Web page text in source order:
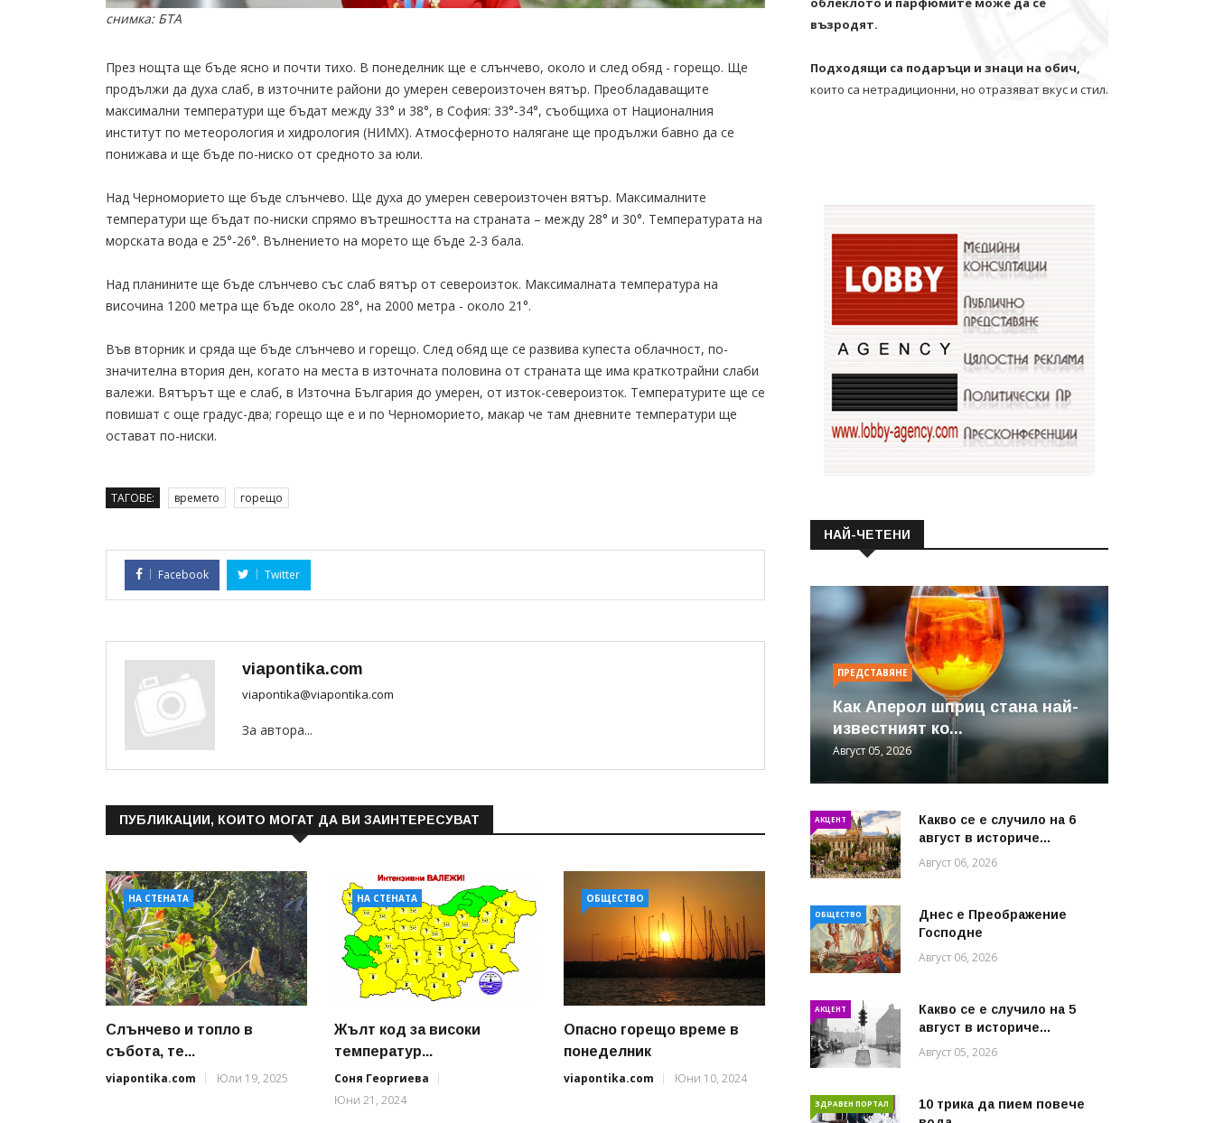
снимка: БТА
През нощта ще бъде ясно и почти тихо. В понеделник ще е слънчево, около и след обяд - горещо. Ще
продължи да духа слаб, в източните райони до умерен североизточен вятър. Преобладаващите
максимални температури ще бъдат между 33° и 38°, в София: 33°-34°, съобщиха от Националния
институт по метеорология и хидрология (НИМХ). Атмосферното налягане ще продължи бавно да се
понижава и ще бъде по-ниско от средното за юли.
Над Черноморието ще бъде слънчево. Ще духа до умерен североизточен вятър. Максималните
температури ще бъдат по-ниски спрямо вътрешността на страната – между 28° и 30°. Температурата на
морската вода е 25°-26°. Вълнението на морето ще бъде 2-3 бала.
Над планините ще бъде слънчево със слаб вятър от североизток. Максималната температура на
височина 1200 метра ще бъде около 28°, на 2000 метра - около 21°.
Във вторник и сряда ще бъде слънчево и горещо. След обяд ще се развива купеста облачност, по-
значителна втория ден, когато на места в източната половина от страната ще има краткотрайни слаби
валежи. Вятърът ще е слаб, в Източна България до умерен, от изток-североизток. Температурите ще се
повишат с още градус-два; горещо ще е и по Черноморието, макар че там дневните температури ще
остават по-ниски.
ТАГОВЕ: времето горещо
Facebook Twitter
viapontika.com
viapontika@viapontika.com
За автора...
ПУБЛИКАЦИИ, КОИТО МОГАТ ДА ВИ ЗАИНТЕРЕСУВАТ
НА СТЕНАТА
Слънчево и топло в
събота, те...
viapontika.com
Юли 19, 2025
НА СТЕНАТА
Жълт код за високи
температур...
Соня Георгиева
Юни 21, 2024
ОБЩЕСТВО
Опасно горещо време в
понеделник
viapontika.com
Юни 10, 2024
възродят.
Подходящи са подаръци и знаци на обич,
които са нетрадиционни, но отразяват вкус и стил.
НАЙ-ЧЕТЕНИ
ПРЕДСТАВЯНЕ
Как Аперол шприц стана най-
известният ко...
Август 05, 2026
АКЦЕНТ
Какво се е случило на 6
август в историче...
Август 06, 2026
ОБЩЕСТВО
Днес е Преображение
Господне
Август 06, 2026
АКЦЕНТ
Какво се е случило на 5
август в историче...
Август 05, 2026
ЗДРАВЕН ПОРТАЛ
10 трика да пием повече